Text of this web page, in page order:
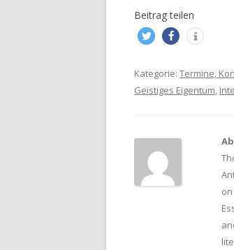
Beitrag teilen
Kategorie: Termine,
Geistiges Eigentum,